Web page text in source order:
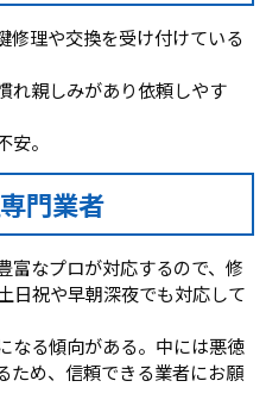
修理や交換を受け付けている
れ親しみがあり依頼しやす
。
門業者
富なプロが対応するので、修
日祝や早朝深夜でも対応して
なる傾向がある。中には悪徳
ため、信頼できる業者にお願